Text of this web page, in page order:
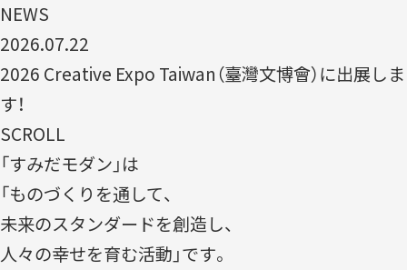
ACTIVITY 「すみだモダン」の主な活動
つながる パートナーシップ連携
NEWS
2026.07.22
2026 Creative Expo Taiwan（臺灣文博會）に出展しま
す！
SCROLL
「すみだモダン」は
「ものづくりを通して、
未来のスタンダードを創造し、
人々の幸せを育む活動」です。